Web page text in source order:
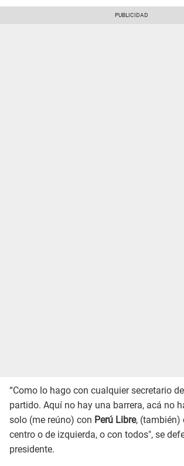
“Como lo hago con cualquier secretario
partido. Aquí no hay una barrera, acá no
solo (me reúno) con Perú Libre, (también)
centro o de izquierda, o con todos", se
presidente.